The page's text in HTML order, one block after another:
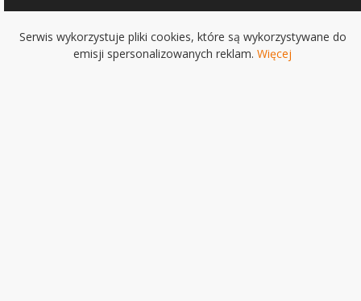
Serwis wykorzystuje pliki cookies, które są wykorzystywane do
emisji spersonalizowanych reklam. Więcej